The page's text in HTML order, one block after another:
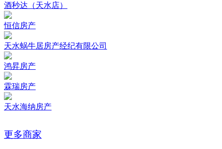
酒秒达（天水店）
恒信房产
天水蜗牛居房产经纪有限公司
鸿昇房产
霖瑞房产
天水海纳房产
更多商家